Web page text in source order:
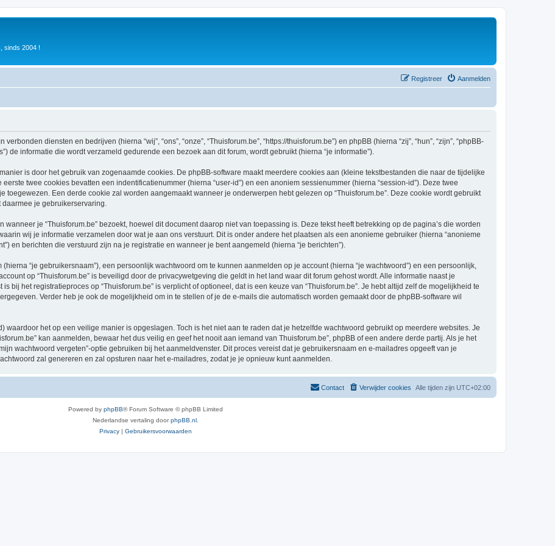
sinds 2004 !
Aanmelden
Registreer
diensten en bedrijven (hierna “wij”, “ons”, “onze”, “Thuisforum.be”, “https://thuisforum.be”) en phpBB (hierna “zij”, “hun”, “zijn”, “phpBB-
de informatie die wordt verzameld gedurende een bezoek aan dit forum, wordt gebruikt (hierna “je informatie”).
is door het gebruik van zogenaamde cookies. De phpBB-software maakt meerdere cookies aan (kleine tekstbestanden die naar de tijdelijke
twee cookies bevatten een indentificatienummer (hierna “user-id”) en een anoniem sessienummer (hierna “session-id”). Deze twee
toegewezen. Een derde cookie zal worden aangemaakt wanneer je onderwerpen hebt gelezen op “Thuisforum.be”. Deze cookie wordt gebruikt
je gebruikerservaring.
je “Thuisforum.be” bezoekt, hoewel dit document daarop niet van toepassing is. Deze tekst heeft betrekking op de pagina’s die worden
wij je informatie verzamelen door wat je aan ons verstuurt. Dit is onder andere het plaatsen als een anonieme gebruiker (hierna “anonieme
en berichten die verstuurd zijn na je registratie en wanneer je bent aangemeld (hierna “je berichten”).
“je gebruikersnaam”), een persoonlijk wachtwoord om te kunnen aanmelden op je account (hierna “je wachtwoord”) en een persoonlijk,
op “Thuisforum.be” is beveiligd door de privacywetgeving die geldt in het land waar dit forum gehost wordt. Alle informatie naast je
bij het registratieproces op “Thuisforum.be” is verplicht of optioneel, dat is een keuze van “Thuisforum.be”. Je hebt altijd zelf de mogelijkheid te
Verder heb je ook de mogelijkheid om in te stellen of je de e-mails die automatisch worden gemaakt door de phpBB-software wil
het op een veilige manier is opgeslagen. Toch is het niet aan te raden dat je hetzelfde wachtwoord gebruikt op meerdere websites. Je
kan aanmelden, bewaar het dus veilig en geef het nooit aan iemand van Thuisforum.be”, phpBB of een andere derde partij. Als je het
wachtwoord vergeten”-optie gebruiken bij het aanmeldvenster. Dit proces vereist dat je gebruikersnaam en e-mailadres opgeeft van je
zal genereren en zal opsturen naar het e-mailadres, zodat je je opnieuw kunt aanmelden.
Alle tijden zijn UTC+02:00
Verwijder cookies
Contact
Powered by phpBB® Forum Software © phpBB Limited
Nederlandse vertaling doorphpBB.nl
Privacy | Gebruikersvoorwaarden